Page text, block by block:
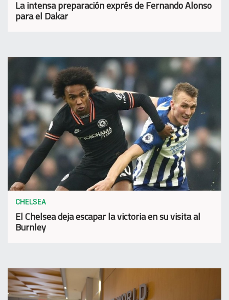
La intensa preparación exprés de Fernando Alonso
para el Dakar
CHELSEA
El Chelsea deja escapar la victoria en su visita al
Burnley